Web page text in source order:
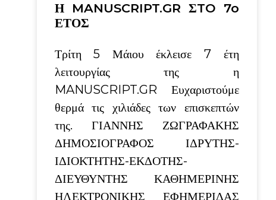
Η MANUSCRIPT.GR ΣTO 7o
ΕΤΟΣ
Τρίτη 5 Μάιου έκλεισε 7 έτη
λειτουργίας της η
MANUSCRIPT.GR Ευχαριστούμε
θερμά τις χιλιάδες των επισκεπτών
της. ΓΙΑΝΝΗΣ ΖΩΓΡΑΦΑΚΗΣ
ΔΗΜΟΣΙΟΓΡΑΦΟΣ ΙΔΡΥΤΗΣ-
ΙΔΙΟΚΤΗΤΗΣ-ΕΚΔΟΤΗΣ-
ΔΙΕΥΘΥΝΤΗΣ ΚΑΘΗΜΕΡΙΝΗΣ
ΗΛΕΚΤΡΟΝΙΚΗΣ ΕΦΗΜΕΡΙΔΑΣ